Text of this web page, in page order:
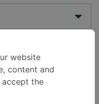
website
content and
accept the